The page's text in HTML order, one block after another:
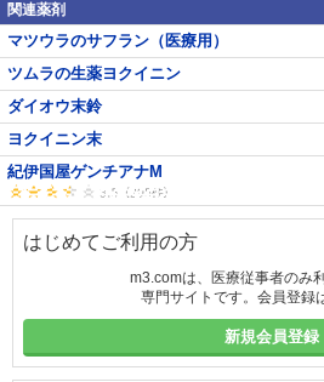
関連薬剤
マツウラのサフラン（医療用）
ツムラの生薬ヨクイニン
ダイオウ末鈴
ヨクイニン末
紀伊国屋ゲンチアナM
はじめてご利用の方
m3.comは、医療従事者のみ
専門サイトです。会員登録
新規会員登録